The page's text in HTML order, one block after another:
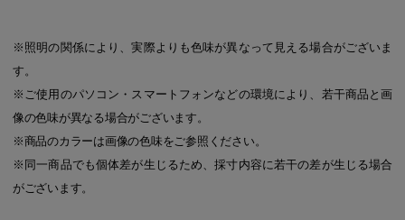
※照明の関係により、実際よりも色味が異なって見える場合がございま
す。
※ご使用のパソコン・スマートフォンなどの環境により、若干商品と画
像の色味が異なる場合がございます。
※商品のカラーは画像の色味をご参照ください。
※同一商品でも個体差が生じるため、採寸内容に若干の差が生じる場合
がございます。